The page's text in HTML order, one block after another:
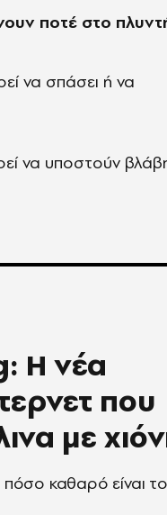
ποτέ στο
να σπάσει ή να
να υποστούν
Η νέα
που
με
καθαρό είναι